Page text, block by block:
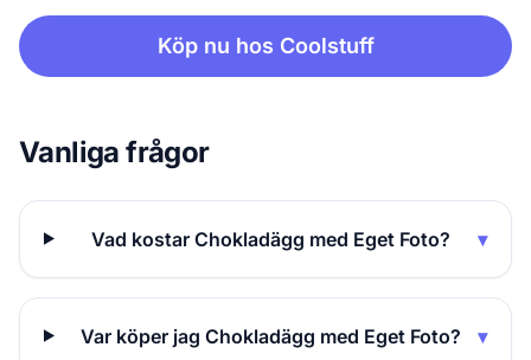
Köp nu hos Coolstuff
Vanliga frågor
Vad kostar Chokladägg med Eget Foto? ▾
Var köper jag Chokladägg med Eget Foto? ▾